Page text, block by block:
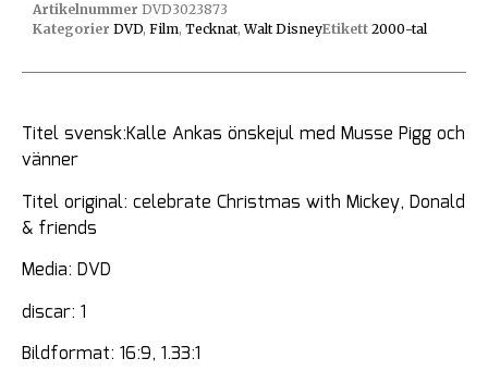
Artikelnummer DVD3023873
Kategorier DVD, Film, Tecknat,Walt DisneyEtikett 2000-tal
Titel svensk:Kalle Ankas önskejul med Musse Pigg och
vänner
Titel original: celebrate Christmas with Mickey, Donald
& friends
Media: DVD
discar: 1
Bildformat: 16:9, 1.33:1